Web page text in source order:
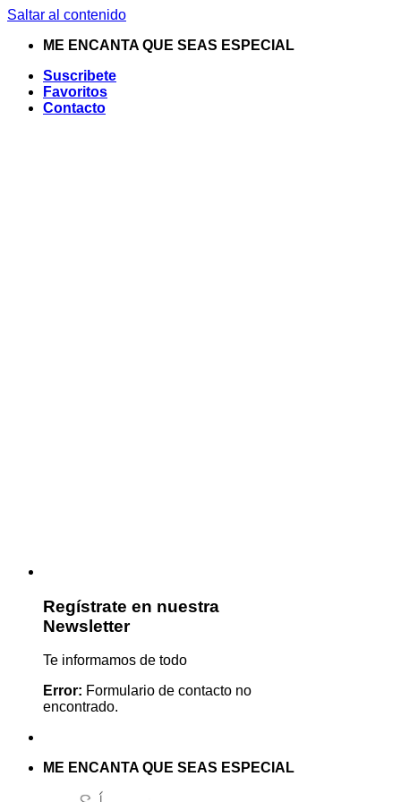
Saltar al contenido
ME ENCANTA QUE SEAS ESPECIAL
Suscribete
Favoritos
Contacto
Regístrate en nuestra
Newsletter
Te informamos de todo
Error: Formulario de contacto no
encontrado.
ME ENCANTA QUE SEAS ESPECIAL